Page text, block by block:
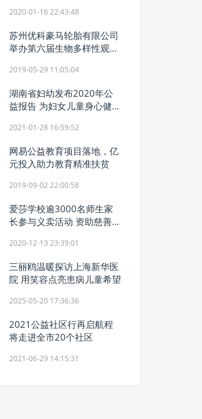
2020-01-16 22:43:48
苏州优科豪马轮胎有限公司
举办第六届生物多样性观察
2019-05-29 11:05:04
湖南省妇幼发布2020年公
益报告 为妇女儿童身心健康
2021-01-28 16:59:52
网易公益教育项目落地，亿
元投入助力教育精准扶贫
2019-09-02 22:00:58
爱莎学校逾3000名师生家
长参与义卖活动 资助慈善事
2020-12-13 23:39:01
三丽鸥温暖探访上海新华医
院 用笑容点亮患病儿童希望
2025-05-20 17:36:36
2021公益社区行再启航程
将走进全市20个社区
2021-06-29 14:15:31